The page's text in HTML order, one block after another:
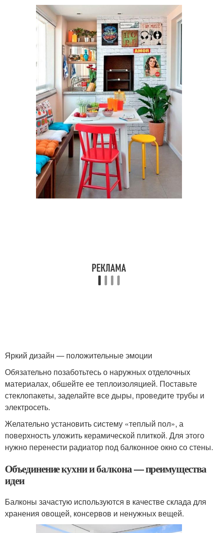
Яркий дизайн — положительные эмоции
Обязательно позаботьтесь о наружных отделочных
материалах, обшейте ее теплоизоляцией. Поставьте
стеклопакеты, заделайте все дыры, проведите трубы и
электросеть.
Желательно установить систему «теплый пол», а
поверхность уложить керамической плиткой. Для этого
нужно перенести радиатор под балконное окно со стены.
Объединение кухни и балкона — преимущества
идеи
Балконы зачастую используются в качестве склада для
хранения овощей, консервов и ненужных вещей.